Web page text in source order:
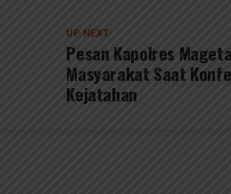
UP NEXT
Pesan Kapolres
Masyarakat Saat
Kejatahan